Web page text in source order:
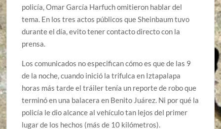
policía, Omar García Harfuch omitieron hablar del
tema. En los tres actos públicos que Sheinbaum tuvo
durante el día, evito tener contacto directo con la
prensa.
Los comunicados no especifican cómo es que de las 9
de la noche, cuando inició la trifulca en Iztapalapa
horas más tarde el tráiler tenía un reporte de robo que
terminó en una balacera en Benito Juárez. Ni por qué la
policía le dio alcance al vehículo tan lejos del primer
lugar de los hechos (más de 10 kilómetros).